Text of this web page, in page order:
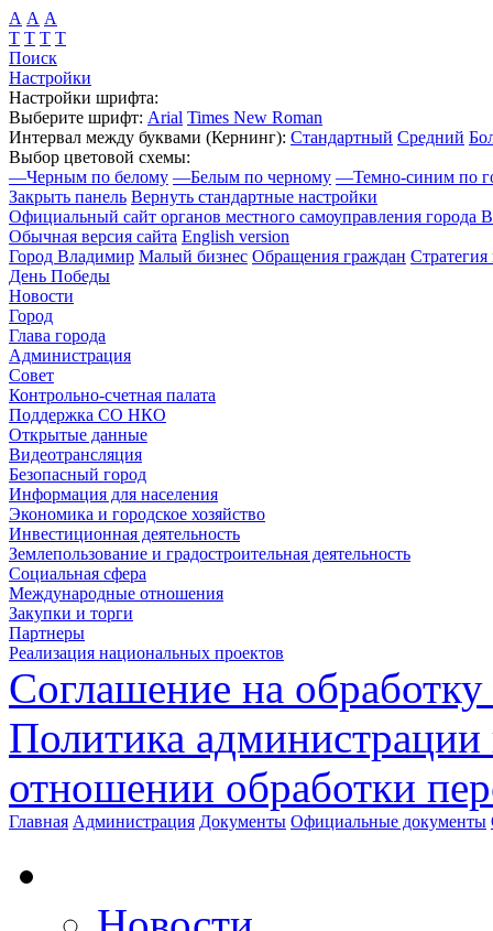
А А А
Т Т Т Т
Поиск
Настройки
Настройки шрифта:
Выберите шрифт: Arial Times New Roman
Интервал между буквами (Кернинг): Стандартный Средний
Выбор цветовой схемы:
—Черным по белому —Белым по черному —Темно-синим по
Закрыть панель Вернуть стандартные настройки
Официальный сайт органов местного самоуправления города
Обычная версия сайта English version
Город Владимир Малый бизнес Обращения граждан Стратегия
День Победы
Новости
Город
Глава города
Администрация
Совет
Контрольно-счетная палата
Поддержка СО НКО
Открытые данные
Видеотрансляция
Безопасный город
Информация для населения
Экономика и городское хозяйство
Инвестиционная деятельность
Землепользование и градостроительная деятельность
Социальная сфера
Международные отношения
Закупки и торги
Партнеры
Реализация национальных проектов
Соглашение на
Политика
отношении обработки
Главная Администрация Документы Официальные документы